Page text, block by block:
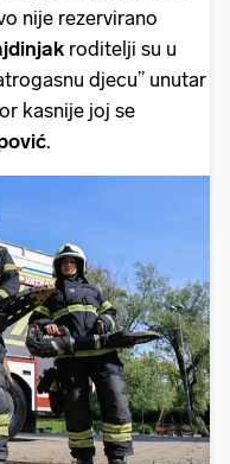
nije rezervirano
roditelji su u
djecu’’ unutar
kasnije joj se
.